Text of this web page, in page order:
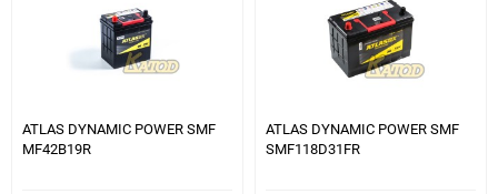
ATLAS DYNAMIC POWER SMF
MF42B19R
ATLAS DYNAMIC POWER SMF
SMF118D31FR